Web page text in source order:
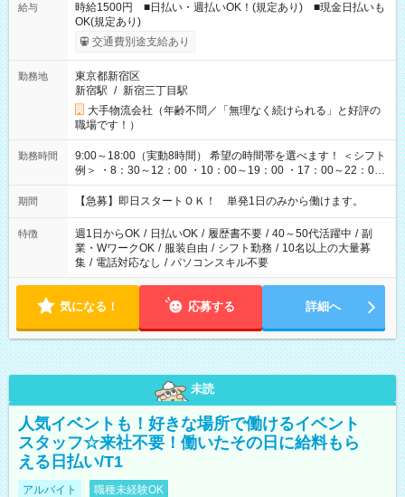
給与
時給1500円 ■日払い・週払いOK！(規定あり) ■現金日払いも
OK(規定あり)
交通費別途支給あり
勤務地
東京都新宿区
新宿駅 / 新宿三丁目駅
大手物流会社（年齢不問／「無理なく続けられる」と好評の
職場です！）
勤務時間
9:00～18:00（実動8時間） 希望の時間帯を選べます！ ＜シフト
例＞ ・8：30～12：00 ・10：00～19：00 ・17：00～22：00
・13：00～22：00 ・22：00～翌6：00 など
期間 【急募】即日スタートＯＫ！ 単発1日のみから働けます。
特徴 週1日からOK / 日払いOK / 履歴書不要 / 40～50代活躍中 / 副
業・WワークOK / 服装自由 / シフト勤務 / 10名以上の大量募
集 / 電話対応なし / パソコンスキル不要
気になる！ 応募する 詳細へ
未読
人気イベントも！好きな場所で働けるイベント
スタッフ☆来社不要！働いたその日に給料もら
える日払い/T1
アルバイト 職種未経験OK